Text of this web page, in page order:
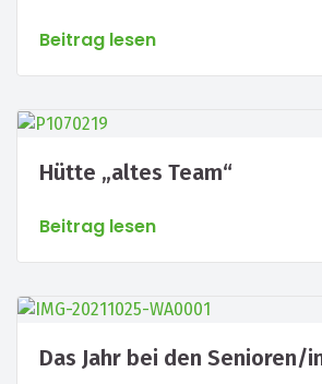
Beitrag lesen
Hütte „altes Team“
Beitrag lesen
Das Jahr bei den Senioren/